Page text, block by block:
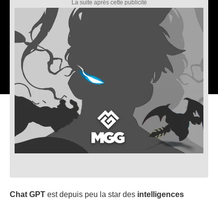
Chat GPT est depuis peu la star des intelligences